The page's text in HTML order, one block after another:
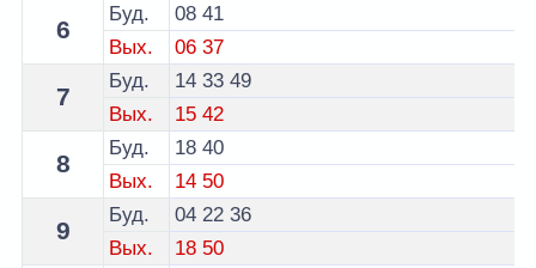
6
Буд. 08 41
Вых.
06 37
7
Буд. 14 33 49
Вых.
15 42
8
Буд. 18 40
Вых.
14 50
9
Буд. 04 22 36
Вых.
18 50